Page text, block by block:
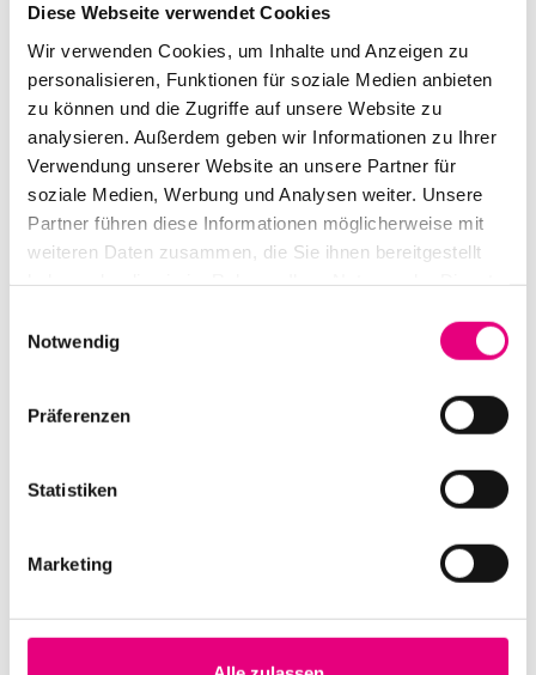
Diese Webseite verwendet Cookies
Wir verwenden Cookies, um Inhalte und Anzeigen zu
personalisieren, Funktionen für soziale Medien anbieten
zu können und die Zugriffe auf unsere Website zu
analysieren. Außerdem geben wir Informationen zu Ihrer
Verwendung unserer Website an unsere Partner für
soziale Medien, Werbung und Analysen weiter. Unsere
Partner führen diese Informationen möglicherweise mit
weiteren Daten zusammen, die Sie ihnen bereitgestellt
Notwendig
Präferenzen
Statistiken
Marketing
einem ganz eigenen Klangbild. Ihr intensives
musikalisches Zusammenspiel erinnert an Größen wie
Chick Corea oder Weather Report.
Support:Silvina Gaß Orange Earth